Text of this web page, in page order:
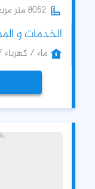
8052 متر مربع
الخدمات و
ماء /